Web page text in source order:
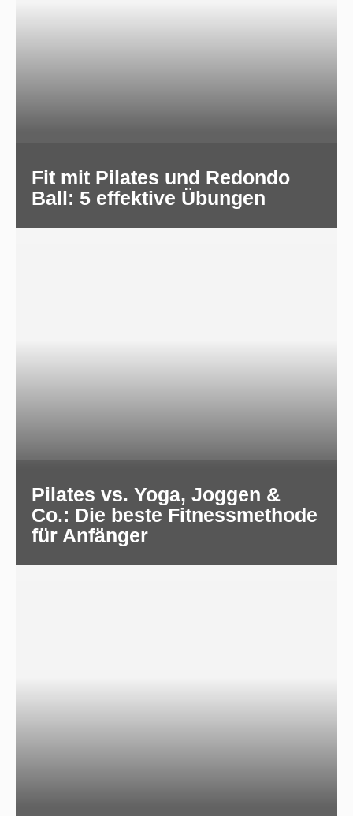
Fit mit Pilates und Redondo
Ball: 5 effektive Übungen
Pilates vs. Yoga, Joggen &
Co.: Die beste Fitnessmethode
für Anfänger